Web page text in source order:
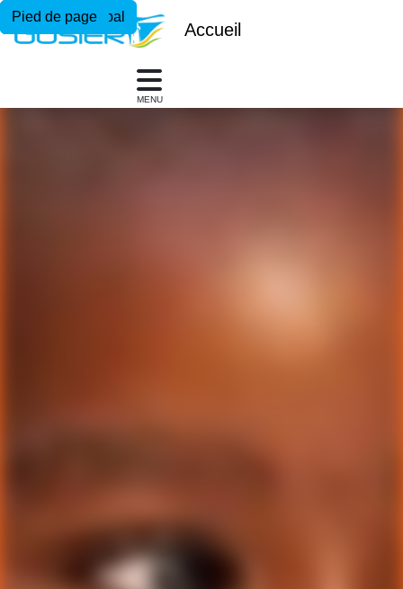
Menu principal
Contenu principal
Pied de page
Accueil
MENU